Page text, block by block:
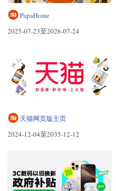
PapaHome
2025-07-23至2026-07-24
天猫网页版主页
2024-12-04至2035-12-12